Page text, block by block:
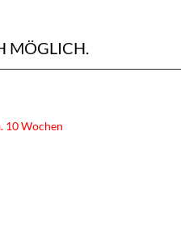
MÖGLICH.
10 Wochen